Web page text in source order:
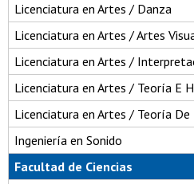
Licenciatura en Artes / Danza
Licenciatura en Artes / Artes
Licenciatura en Artes /
Licenciatura en Artes / Teoría E
Licenciatura en Artes / Teoría De
Ingeniería en Sonido
Facultad de Ciencias